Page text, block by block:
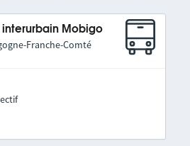
interurbain Mobigo
Franche-Comté